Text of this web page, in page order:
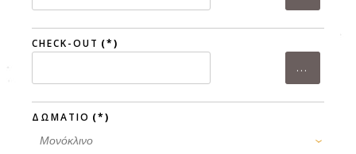
CHECK-OUT (*)
ΔΩΜΑΤΙΟ (*)